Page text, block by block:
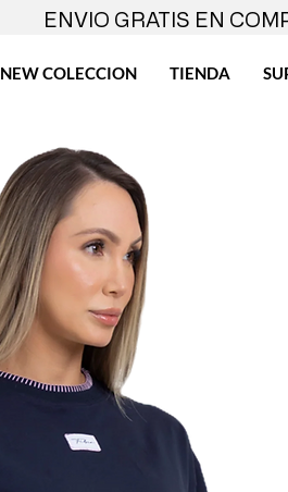
NEW COLECCION TIENDA
ENVIO GRATIS EN